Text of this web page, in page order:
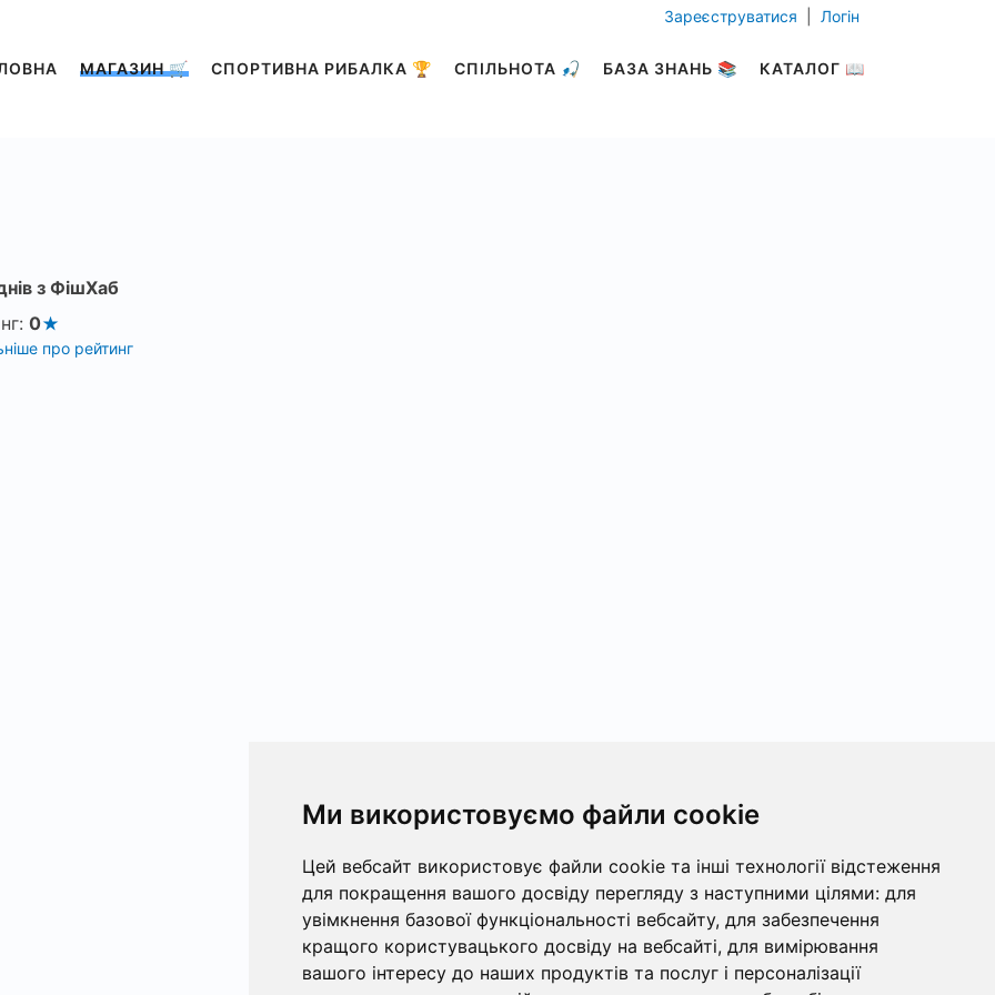
Ми використовуємо файли cookie
Цей вебсайт використовує файли cookie та інші технології відстеження
для покращення вашого досвіду перегляду з наступними цілями: для
увімкнення базової функціональності вебсайту, для забезпечення
кращого користувацького досвіду на вебсайті, для вимірювання
вашого інтересу до наших продуктів та послуг і персоналізації
МАГАЗИН 🛒 СПОРТИВНА РИБАЛКА 🏆 СПІЛЬНОТА 🎣 БАЗА ЗНАНЬ 📚 КАТАЛОГ 📖
Зареєструватися Логін
з ФішХаб
0
про рейтинг